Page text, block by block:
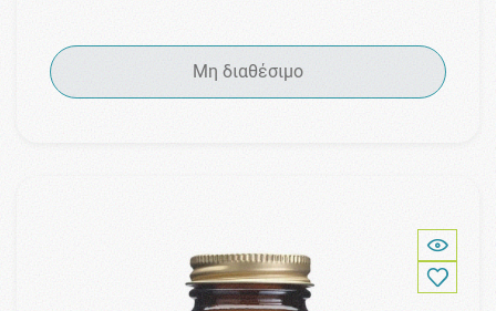
Μη διαθέσιμο